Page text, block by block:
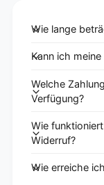
Wie lange
Kann ich
Welche
Verfügung?
Wie
Widerruf?
Wie erreiche